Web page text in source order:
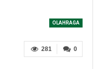
OLAHRAGA
0
281